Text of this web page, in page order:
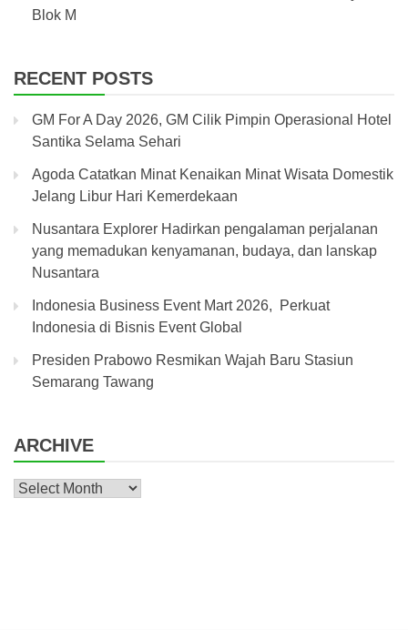
Blok M
RECENT POSTS
GM For A Day 2026, GM Cilik Pimpin Operasional Hotel
Santika Selama Sehari
Agoda Catatkan Minat Kenaikan Minat Wisata Domestik
Jelang Libur Hari Kemerdekaan
Nusantara Explorer Hadirkan pengalaman perjalanan
yang memadukan kenyamanan, budaya, dan lanskap
Nusantara
Indonesia Business Event Mart 2026, Perkuat
Indonesia di Bisnis Event Global
Presiden Prabowo Resmikan Wajah Baru Stasiun
Semarang Tawang
ARCHIVE
Archive